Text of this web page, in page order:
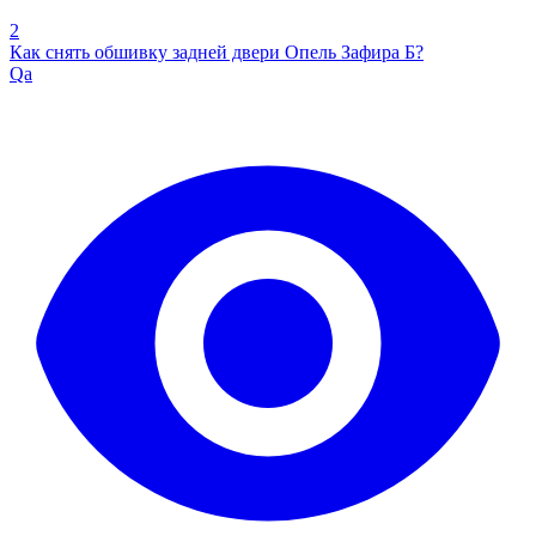
2
Как снять обшивку задней двери Опель Зафира Б?
Qa